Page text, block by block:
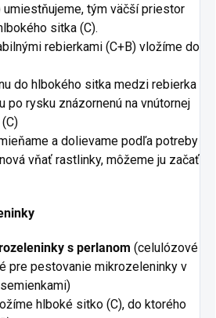
tým väčší priestor
sitka (C).
rebierkami (C+B) vložíme do
do hlbokého sitka medzi rebierka
po rysku znázornenú na vnútornej
a dolievame podľa potreby
vňať rastlinky, môžeme ju začať
s perlanom (celulózové
pre pestovanie mikrozeleninky v
hlboké sitko (C), do ktorého